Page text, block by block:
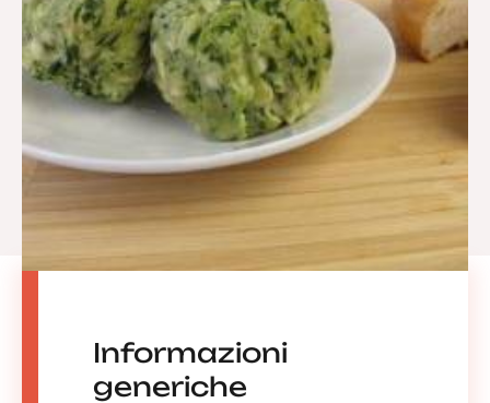
Informazioni
generiche